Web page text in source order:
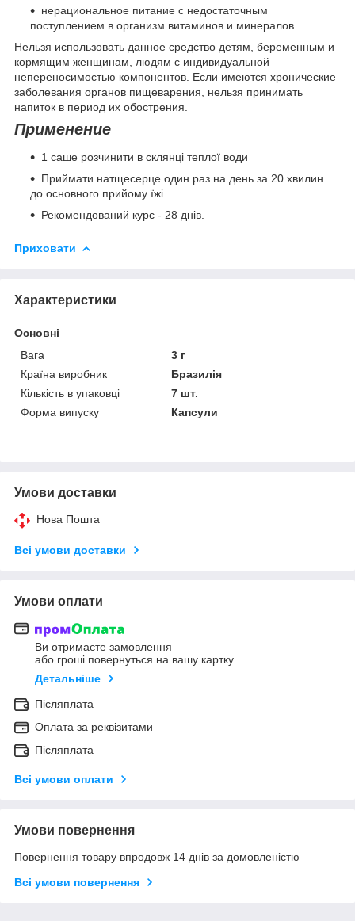
нерациональное питание с недостаточным
поступлением в организм витаминов и минералов.
Нельзя использовать данное средство детям, беременным и
кормящим женщинам, людям с индивидуальной
непереносимостью компонентов. Если имеются хронические
заболевания органов пищеварения, нельзя принимать
напиток в период их обострения.
Применение
1 саше розчинити в склянці теплої води
Приймати натщесерце один раз на день за 20 хвилин
до основного прийому їжі.
Рекомендований курс - 28 днів.
Приховати
Характеристики
Основні
Вага
3 г
Країна виробник
Бразилія
Кількість в упаковці
7 шт.
Форма випуску
Капсули
Умови доставки
Нова Пошта
Всі умови доставки
Умови оплати
Ви отримаєте замовлення
або гроші повернуться на вашу картку
Детальніше
Післяплата
Оплата за реквізитами
Післяплата
Всі умови оплати
Умови повернення
Повернення товару впродовж 14 днів за домовленістю
Всі умови повернення